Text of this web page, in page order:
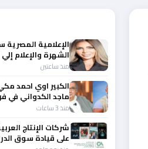
الإعلامية
الشهرة والإعلام إلي
منذ ساعتين
الكبير اوي احمد
ماجد الكدواني في
منذ 3 ساعات
شركات الإنتاج
على قيادة سوق